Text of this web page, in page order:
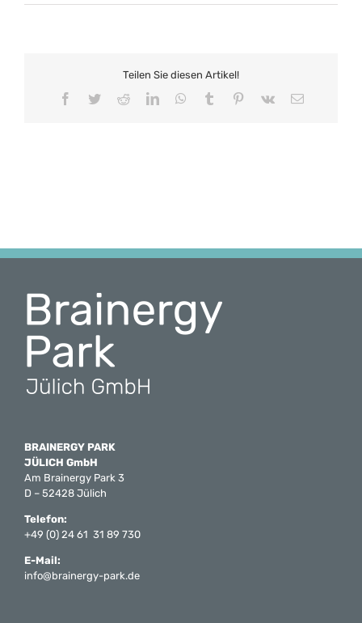
Teilen Sie diesen Artikel!
Facebook
TwitterRedditLinkedInWhatsApp
Tumblr Pinterest
Vk
E-
BRAINERGY PARK
JÜLICH GmbH
Am Brainergy Park 3
D – 52428 Jülich
Telefon:
+49 (0) 24 61 31 89 730
E-Mail:
info@brainergy-park.de